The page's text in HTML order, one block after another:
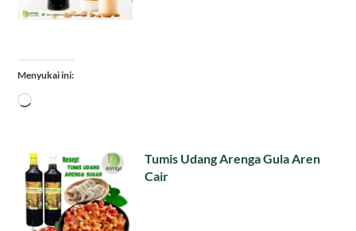
Menyukai ini:
Memuat...
Tumis Udang Arenga Gula Aren
Cair